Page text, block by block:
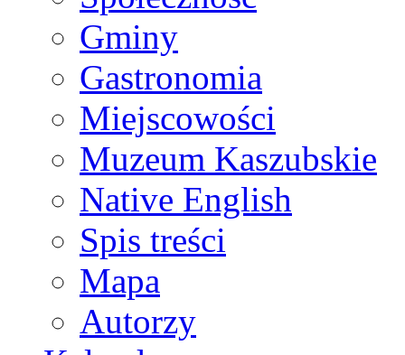
Gminy
Gastronomia
Miejscowości
Muzeum Kaszubskie
Native English
Spis treści
Mapa
Autorzy